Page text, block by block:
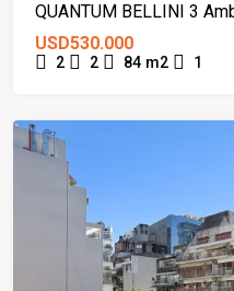
QUANTUM BELLINI 3
USD530.000
2 2 84 m2 1